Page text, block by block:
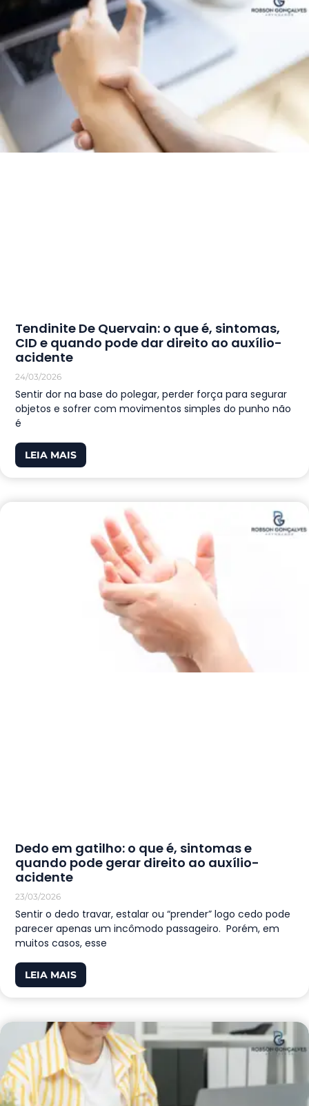
Tendinite De Quervain: o que é, sintomas,
CID e quando pode dar direito ao auxílio-
acidente
24/03/2026
Sentir dor na base do polegar, perder força para segurar
objetos e sofrer com movimentos simples do punho não
é
LEIA MAIS
Dedo em gatilho: o que é, sintomas e
quando pode gerar direito ao auxílio-
acidente
23/03/2026
Sentir o dedo travar, estalar ou “prender” logo cedo pode
parecer apenas um incômodo passageiro. Porém, em
muitos casos, esse
LEIA MAIS